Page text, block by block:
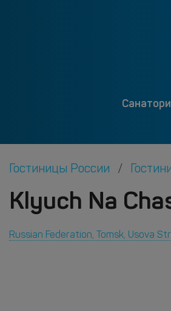
Гостиницы России
Klyuch Na
Russian Federation, Tomsk, Usova